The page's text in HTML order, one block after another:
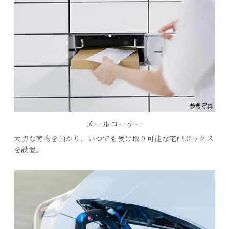
参考写真
メールコーナー
大切な荷物を預かり、いつでも受け取り可能な宅配ボックス
を設置。